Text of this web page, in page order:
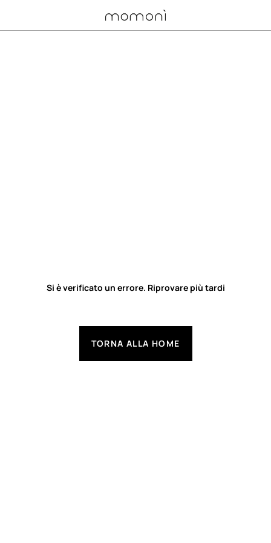
Si è verificato un errore. Riprovare più tardi
TORNA ALLA HOME